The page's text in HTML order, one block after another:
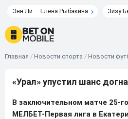
Энн Ли — Елена Рыбакина Зизу
Главная / Новости спорта / Новости
«Урал» упустил шанс
В заключительном матче 25-
МЕЛБЕТ-Первая лига в